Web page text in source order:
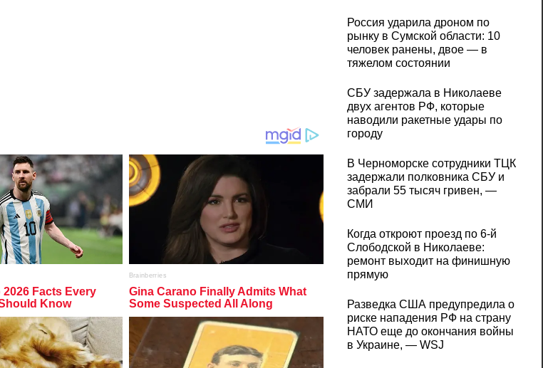
Россия ударила дроном по
рынку в Сумской области: 10
человек ранены, двое — в
тяжелом состоянии
СБУ задержала в Николаеве
двух агентов РФ, которые
наводили ракетные удары по
городу
В Черноморске сотрудники ТЦК
задержали полковника СБУ и
забрали 55 тысяч гривен, —
СМИ
Когда откроют проезд по 6-й
Слободской в Николаеве:
ремонт выходит на финишную
прямую
Разведка США предупредила о
риске нападения РФ на страну
НАТО еще до окончания войны
в Украине, — WSJ